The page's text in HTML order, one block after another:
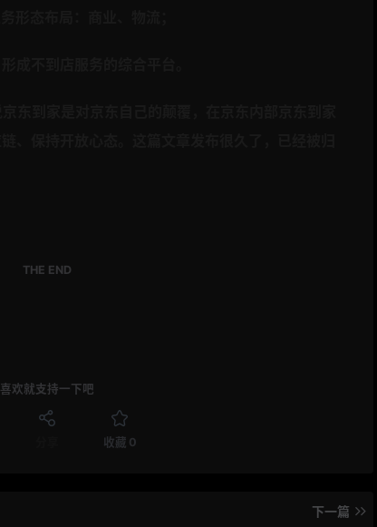
THE END
喜欢就支持一下吧
收藏 0
下一篇